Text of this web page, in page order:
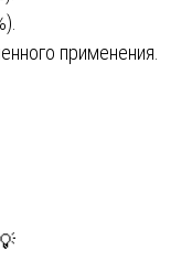
применения.